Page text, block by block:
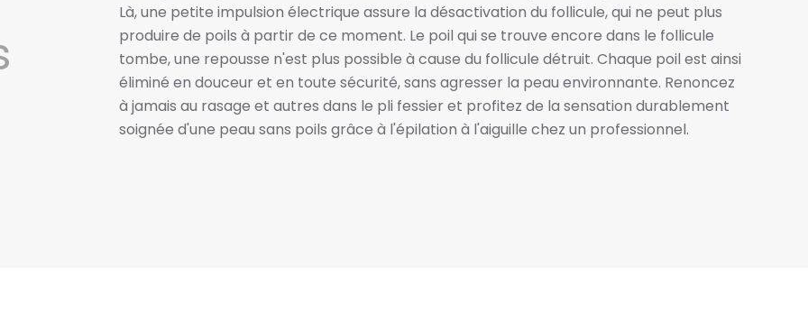
Là, une petite impulsion électrique assure la désactivation du follicule, qui ne peut plus
produire de poils à partir de ce moment. Le poil qui se trouve encore dans le follicule
tombe, une repousse n'est plus possible à cause du follicule détruit. Chaque poil est ainsi
éliminé en douceur et en toute sécurité, sans agresser la peau environnante. Renoncez
à jamais au rasage et autres dans le pli fessier et profitez de la sensation durablement
soignée d'une peau sans poils grâce à l'épilation à l'aiguille chez un professionnel.